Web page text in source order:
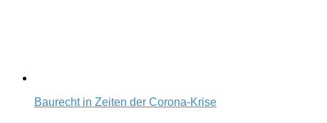
Baurecht in Zeiten der Corona-Krise